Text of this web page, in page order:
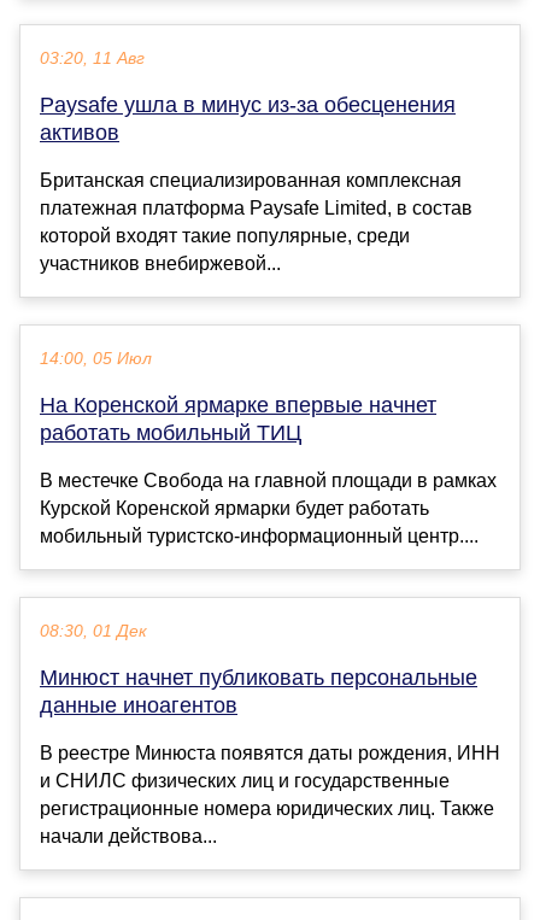
03:20, 11 Авг
Paysafe ушла в минус из-за обесценения
активов
Британская специализированная комплексная
платежная платформа Paysafe Limited, в состав
которой входят такие популярные, среди
участников внебиржевой...
14:00, 05 Июл
На Коренской ярмарке впервые начнет
работать мобильный ТИЦ
В местечке Свобода на главной площади в рамках
Курской Коренской ярмарки будет работать
мобильный туристско-информационный центр....
08:30, 01 Дек
Минюст начнет публиковать персональные
данные иноагентов
В реестре Минюста появятся даты рождения, ИНН
и СНИЛС физических лиц и государственные
регистрационные номера юридических лиц. Также
начали действова...